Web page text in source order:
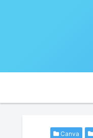
Canva